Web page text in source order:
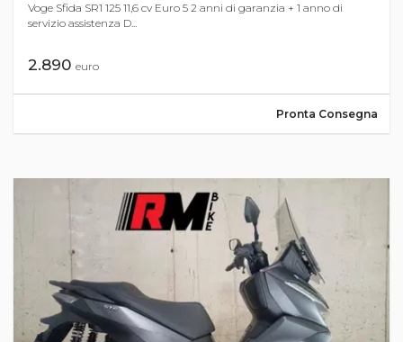
Voge Sfida SR1 125 11,6 cv Euro 5 2 anni di garanzia + 1 anno di
servizio assistenza D...
2.890 euro
Pronta Consegna